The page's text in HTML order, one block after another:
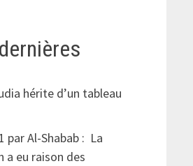
hérite d’un tableau
par Al-Shabab : La
a eu raison des